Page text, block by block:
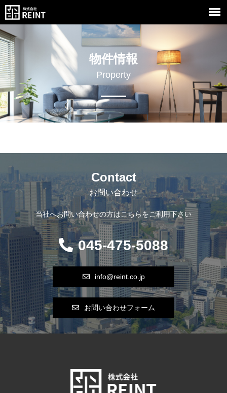
物件情報
Property
Contact
お問い合わせ
当社へお問い合わせの方はこちらをご利用下さい
045-475-5088
info@reint.co.jp
お問い合わせフォーム